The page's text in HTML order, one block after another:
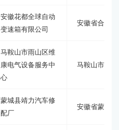
安徽花都全球自动
变速箱有限公司
安徽省合肥
马鞍山市雨山区维
康电气设备服务中
心
马鞍山市雨
蒙城县靖力汽车修
配厂
安徽省蒙城